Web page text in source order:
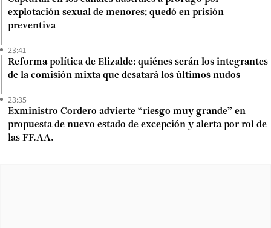
explotación sexual de menores: quedó en prisión
preventiva
23:41
Reforma política de Elizalde: quiénes serán los integrantes
de la comisión mixta que desatará los últimos nudos
23:35
Exministro Cordero advierte “riesgo muy grande” en
propuesta de nuevo estado de excepción y alerta por rol de
las FF.AA.